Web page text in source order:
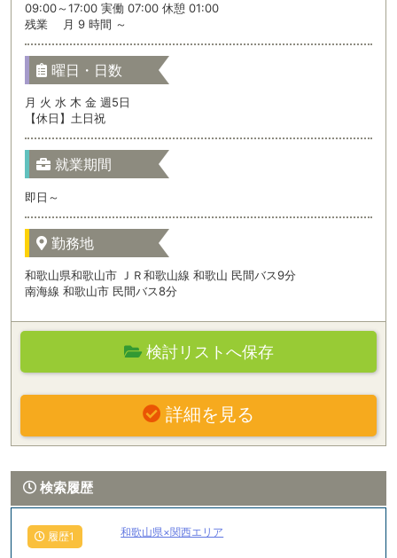
09:00～17:00 実働 07:00 休憩 01:00
残業 月 9 時間 ～
曜日・日数
月 火 水 木 金 週5日
【休日】土日祝
就業期間
即日～
勤務地
和歌山県和歌山市 ＪＲ和歌山線 和歌山 民間バス9分
南海線 和歌山市 民間バス8分
検討リストへ保存
詳細を見る
検索履歴
履歴1 和歌山県×関西エリア